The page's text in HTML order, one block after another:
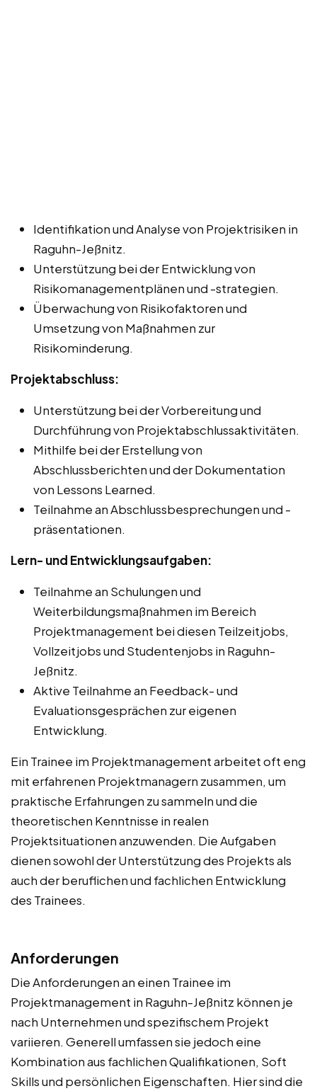
Identifikation und Analyse von Projektrisiken in
Raguhn-Jeßnitz.
Unterstützung bei der Entwicklung von
Risikomanagementplänen und -strategien.
Überwachung von Risikofaktoren und
Umsetzung von Maßnahmen zur
Risikominderung.
Projektabschluss:
Unterstützung bei der Vorbereitung und
Durchführung von Projektabschlussaktivitäten.
Mithilfe bei der Erstellung von
Abschlussberichten und der Dokumentation
von Lessons Learned.
Teilnahme an Abschlussbesprechungen und -
präsentationen.
Lern- und Entwicklungsaufgaben:
Teilnahme an Schulungen und
Weiterbildungsmaßnahmen im Bereich
Projektmanagement bei diesen Teilzeitjobs,
Vollzeitjobs und Studentenjobs in Raguhn-
Jeßnitz.
Aktive Teilnahme an Feedback- und
Evaluationsgesprächen zur eigenen
Entwicklung.
Ein Trainee im Projektmanagement arbeitet oft eng
mit erfahrenen Projektmanagern zusammen, um
praktische Erfahrungen zu sammeln und die
theoretischen Kenntnisse in realen
Projektsituationen anzuwenden. Die Aufgaben
dienen sowohl der Unterstützung des Projekts als
auch der beruflichen und fachlichen Entwicklung
des Trainees.
Anforderungen
Die Anforderungen an einen Trainee im
Projektmanagement in Raguhn-Jeßnitz können je
nach Unternehmen und spezifischem Projekt
variieren. Generell umfassen sie jedoch eine
Kombination aus fachlichen Qualifikationen, Soft
Skills und persönlichen Eigenschaften. Hier sind die